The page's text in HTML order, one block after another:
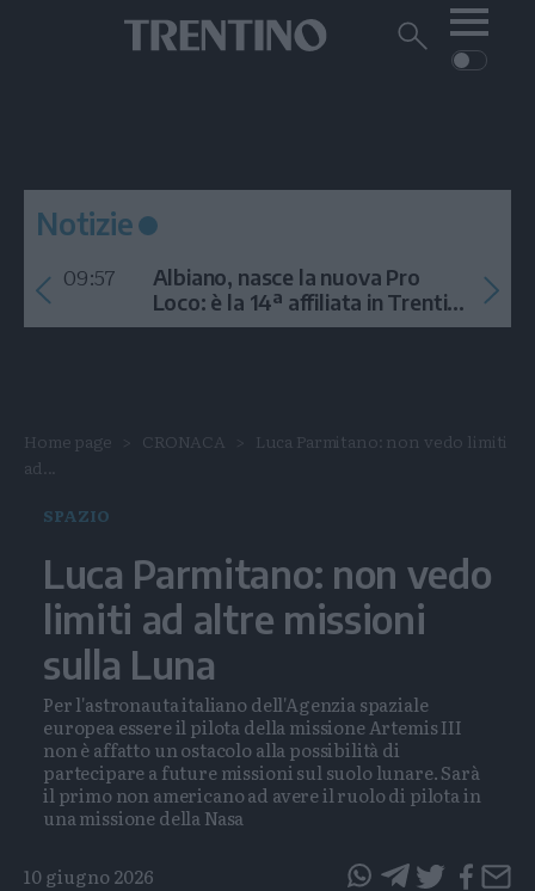
Cerca
CRONACA
GARDA
CULTURA
VIDEO
Notizie
09:57
Albiano, nasce la nuova Pro
Loco: è la 14ª affiliata in Trentino
nel 2026
Home page CRONACA
Luca Parmitano: non vedo limiti
ad...
SPAZIO
Luca Parmitano: non vedo
limiti ad altre missioni
sulla Luna
Per l'astronauta italiano dell'Agenzia spaziale
europea essere il pilota della missione Artemis III
non è affatto un ostacolo alla possibilità di
partecipare a future missioni sul suolo lunare. Sarà
il primo non americano ad avere il ruolo di pilota in
una missione della Nasa
10 giugno 2026